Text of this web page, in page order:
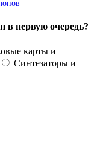
в первую очередь?
карты и
Синтезаторы и